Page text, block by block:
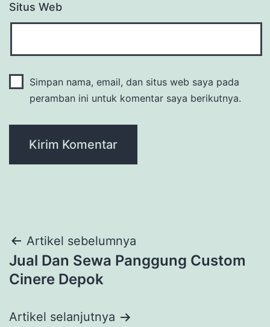
Situs Web
Simpan nama, email, dan situs web saya pada
peramban ini untuk komentar saya berikutnya.
Navigasi
pos
Artikel sebelumnya
Jual Dan Sewa Panggung Custom
Cinere Depok
Artikel selanjutnya